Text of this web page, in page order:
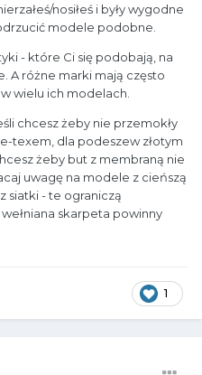
nosiłeś i były wygodne
modele podobne.
- które Ci się podobają, na
A różne marki mają często
wielu ich modelach.
chcesz żeby nie przemokły
texem, dla podeszew złotym
żeby but z membraną nie
uwagę na modele z cieńszą
siatki - te ograniczą
skarpeta powinny
1